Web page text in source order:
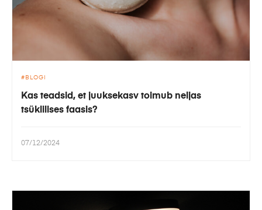
BLOGI
Kas teadsid, et juuksekasv toimub neljas
tsüklilises faasis?
07/12/2024